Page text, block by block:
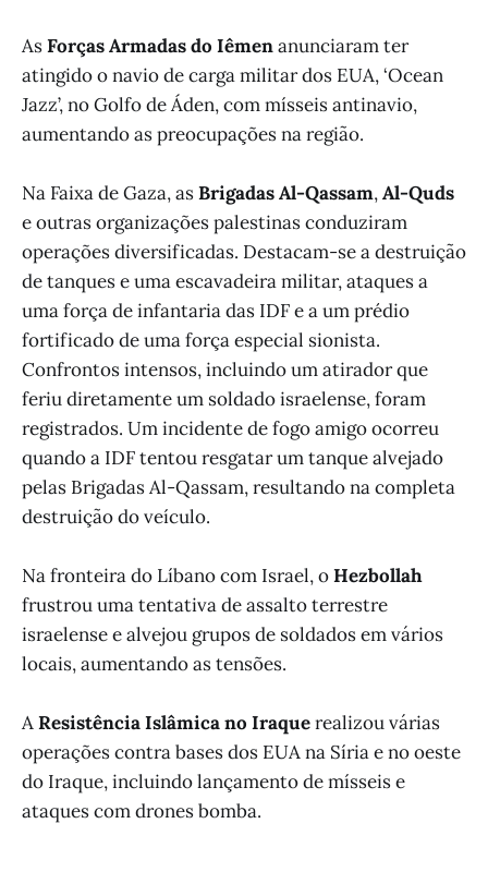
AsForças Armadas do Iêmenanunciaram ter
atingido o navio de carga militar dos EUA, ‘Ocean
Jazz’, no Golfo de Áden, com mísseis antinavio,
aumentando as preocupações na região.
Na Faixa de Gaza, asBrigadas Al-Qassam,Al-Quds
e outras organizações palestinas conduziram
operações diversificadas. Destacam-se a destruição
de tanques e uma escavadeira militar, ataques a
uma força de infantaria das IDF e a um prédio
fortificado de uma força especial sionista.
Confrontos intensos, incluindo um atirador que
feriu diretamente um soldado israelense, foram
registrados. Um incidente de fogo amigo ocorreu
quando a IDF tentou resgatar um tanque alvejado
pelas Brigadas Al-Qassam, resultando na completa
destruição do veículo.
Na fronteira do Líbano com Israel, oHezbollah
frustrou uma tentativa de assalto terrestre
israelense e alvejou grupos de soldados em vários
locais, aumentando as tensões.
AResistência Islâmica no Iraquerealizou várias
operações contra bases dos EUA na Síria e no oeste
do Iraque, incluindo lançamento de mísseis e
ataques com drones bomba.